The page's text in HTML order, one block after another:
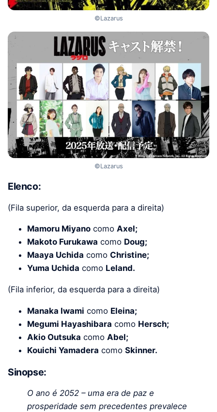
©Lazarus
©Lazarus
Elenco:
(Fila superior, da esquerda para a direita)
Mamoru Miyano como Axel;
Makoto Furukawa como Doug;
Maaya Uchida como Christine;
Yuma Uchida como Leland.
(Fila inferior, da esquerda para a direita)
Manaka Iwami como Eleina;
Megumi Hayashibara como Hersch;
Akio Outsuka como Abel;
Kouichi Yamadera como Skinner.
Sinopse:
O ano é 2052 – uma era de paz e
prosperidade sem precedentes prevalece